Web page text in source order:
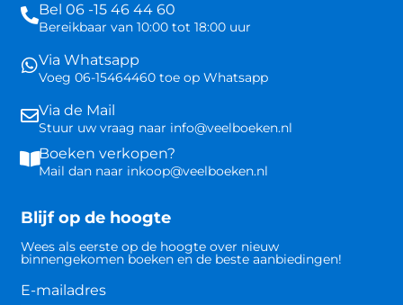
Bel 06 -15 46 44 60
Bereikbaar van 10:00 tot 18:00 uur
Via Whatsapp
Voeg 06-15464460 toe op Whatsapp
Via de Mail
Stuur uw vraag naar info@veelboeken.nl
Boeken verkopen?
Mail dan naar inkoop@veelboeken.nl
Blijf op de hoogte
Wees als eerste op de hoogte over nieuw
binnengekomen boeken en de beste aanbiedingen!
E-mailadres